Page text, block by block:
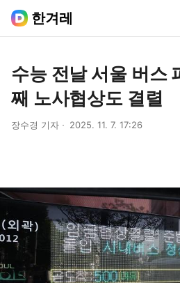
한겨레
수능 전날 서울 버스
째 노사협상도 결렬
장수경 기자 2025. 11. 7. 17:26